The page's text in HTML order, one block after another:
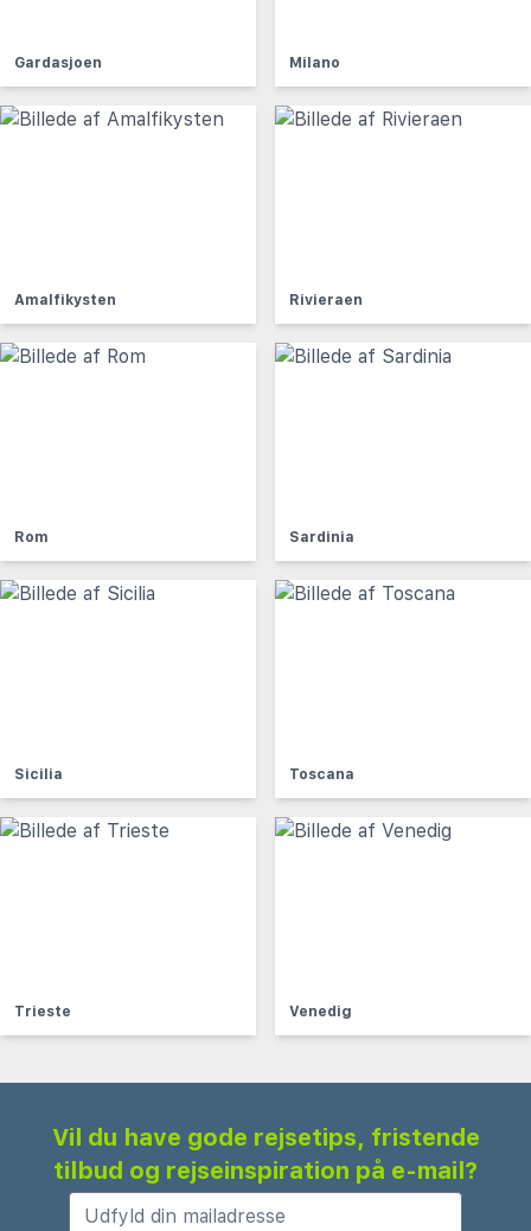
Gardasjoen Milano
Amalfikysten Rivieraen
Rom Sardinia
Sicilia Toscana
Trieste Venedig
Vil du have gode rejsetips, fristende
tilbud og rejseinspiration på e-mail?